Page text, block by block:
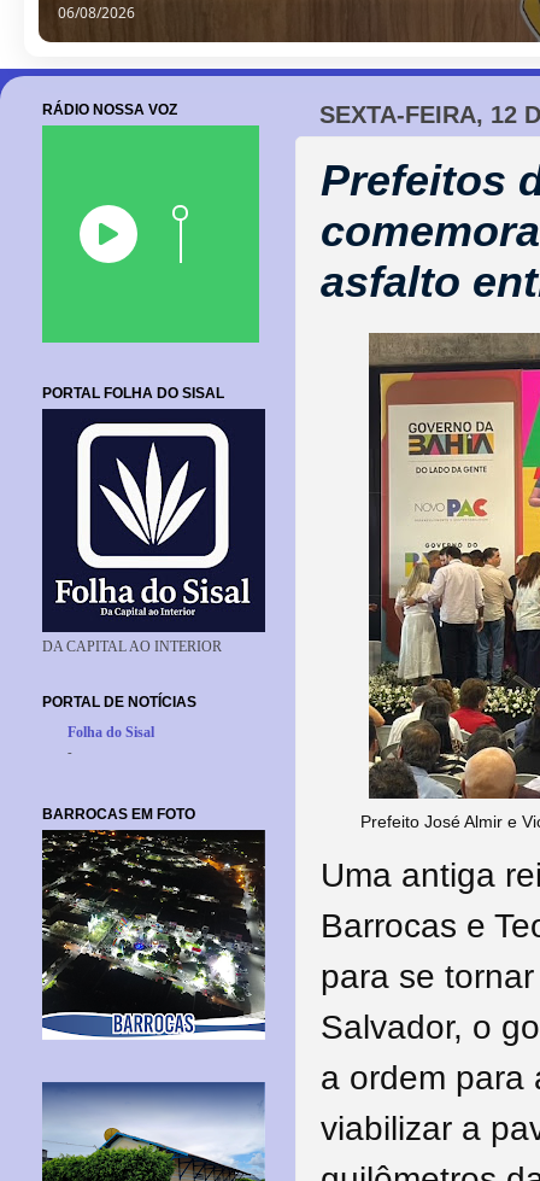
06/08/2026
SEXTA-FEIRA, 12
Prefeitos
asfalto
Prefeito José Almir e
Uma antiga
Barrocas e
para se
Salvador, o
a ordem para
viabilizar a
RÁDIO NOSSA VOZ
PORTAL FOLHA DO SISAL
DA CAPITAL AO INTERIOR
PORTAL DE NOTÍCIAS
Folha do Sisal
-
BARROCAS EM FOTO